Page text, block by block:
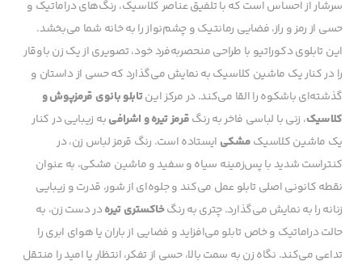
سرشار از احساس است که با تلفیق عناصر کلاسیک، رنگ‌های دراماتیک و
حسی از رمز و راز، فضایی رمانتیک و چشم‌نواز را به خانه شما می‌بخشد.
این تابلوی دکوراتیو با طراحی منحصربه‌فرد خود، تصویری از یک زن باوقار
را در کنار یک ماشین کلاسیک به نمایش می‌گذارد که حسی از داستان و
گذشته‌ای باشکوه را القا می‌کند. در مرکز اینتابلو بانوی قرمزپوش و
کلاسیک، زنی با لباسی فاخر به رنگقرمز تیره و اشرافیبه زیبایی در کنار
یک ماشین کلاسیکمشکی ایستاده است. رنگ قرمز لباس زن، در
کنتراست شدید با پس‌زمینه سیاه و سفید و ماشین مشکی، به عنوان
نقطه کانونی اصلی تابلو عمل می‌کند و جلوه‌ای از شور، قدرت و زیبایی
زنانه را به نمایش می‌گذارد. چتری به رنگخاکستری تیرهدر دست زن، به
حالت دراماتیک و خاص تابلو می‌افزاید و فضایی از باران یا هوای ابری را
تداعی می‌کند. نگاه زن به سمت بالا، حسی از تفکر، انتظار یا امید را منتقل